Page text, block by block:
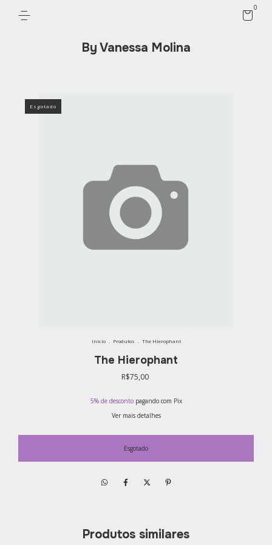
By Vanessa Molina
0
Esgotado
Início Produtos The Hierophant
The Hierophant
R$75,00
5% de descontopagando com Pix
Ver mais detalhes
Produtos similares